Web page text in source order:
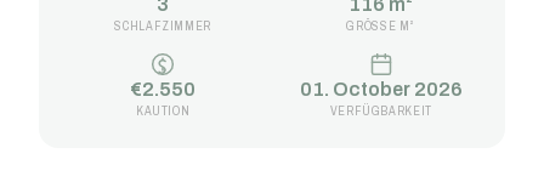
3
SCHLAFZIMMER
116 m²
GRÖSSE M²
€2.550
KAUTION
01. October 2026
VERFÜGBARKEIT